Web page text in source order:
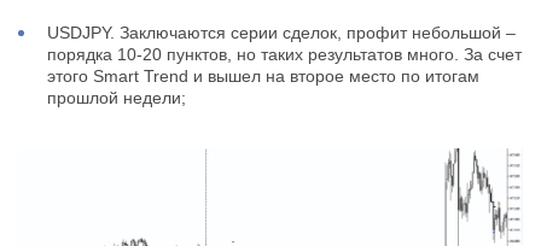
USDJPY. Заключаются серии сделок, профит небольшой –
порядка 10-20 пунктов, но таких результатов много. За счет
этого Smart Trend и вышел на второе место по итогам
прошлой недели;